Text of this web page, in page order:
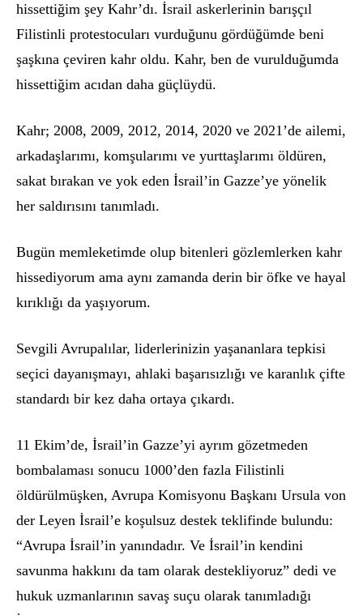
hissettiğim şey Kahr’dı. İsrail askerlerinin barışçıl
Filistinli protestocuları vurduğunu gördüğümde beni
şaşkına çeviren kahr oldu. Kahr, ben de vurulduğumda
hissettiğim acıdan daha güçlüydü.
Kahr; 2008, 2009, 2012, 2014, 2020 ve 2021’de ailemi,
arkadaşlarımı, komşularımı ve yurttaşlarımı öldüren,
sakat bırakan ve yok eden İsrail’in Gazze’ye yönelik
her saldırısını tanımladı.
Bugün memleketimde olup bitenleri gözlemlerken kahr
hissediyorum ama aynı zamanda derin bir öfke ve hayal
kırıklığı da yaşıyorum.
Sevgili Avrupalılar, liderlerinizin yaşananlara tepkisi
seçici dayanışmayı, ahlaki başarısızlığı ve karanlık çifte
standardı bir kez daha ortaya çıkardı.
11 Ekim’de, İsrail’in Gazze’yi ayrım gözetmeden
bombalaması sonucu 1000’den fazla Filistinli
öldürülmüşken, Avrupa Komisyonu Başkanı Ursula von
der Leyen İsrail’e koşulsuz destek teklifinde bulundu:
“Avrupa İsrail’in yanındadır. Ve İsrail’in kendini
savunma hakkını da tam olarak destekliyoruz” dedi ve
hukuk uzmanlarının savaş suçu olarak tanımladığı